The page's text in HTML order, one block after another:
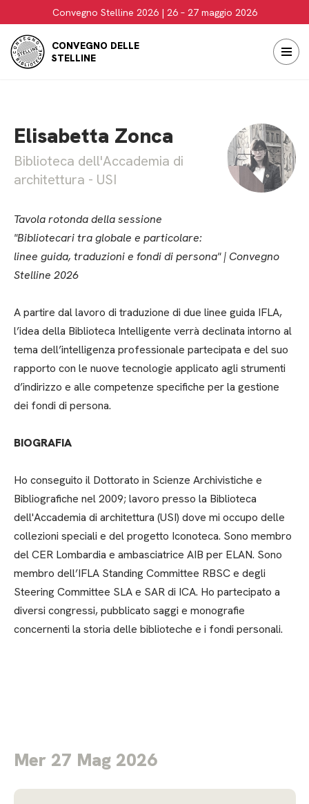
Vai
al
Convegno Stelline 2026 | 26 – 27 maggio 2026
CONVEGNO DELLE
STELLINE
Elisabetta Zonca
Biblioteca dell'Accademia di
architettura - USI
Tavola rotonda della sessione
"Bibliotecari tra globale e particolare:
linee guida, traduzioni e fondi di persona" | Convegno
Stelline 2026
A partire dal lavoro di traduzione di due linee guida IFLA,
l’idea della Biblioteca Intelligente verrà declinata intorno al
tema dell’intelligenza professionale partecipata e del suo
rapporto con le nuove tecnologie applicato agli strumenti
d’indirizzo e alle competenze specifiche per la gestione
dei fondi di persona.
BIOGRAFIA
Ho conseguito il Dottorato in Scienze Archivistiche e
Bibliografiche nel 2009; lavoro presso la Biblioteca
dell'Accademia di architettura (USI) dove mi occupo delle
collezioni speciali e del progetto Iconoteca. Sono membro
del CER Lombardia e ambasciatrice AIB per ELAN. Sono
membro dell’IFLA Standing Committee RBSC e degli
Steering Committee SLA e SAR di ICA. Ho partecipato a
diversi congressi, pubblicato saggi e monografie
concernenti la storia delle biblioteche e i fondi personali.
Mer 27 Mag 2026